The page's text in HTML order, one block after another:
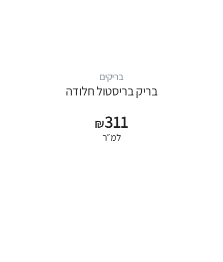
בריקים
בריק בריסטול חלודה
₪311
למ״ר